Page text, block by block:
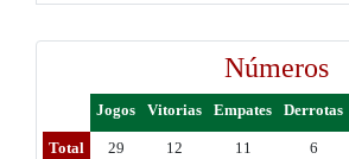
Números
Jogos Vitorias Empates Derrotas
Total 29 12 11 6